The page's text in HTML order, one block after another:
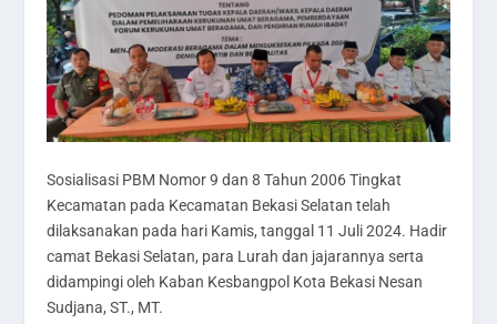
Sosialisasi PBM Nomor 9 dan 8 Tahun 2006 Tingkat
Kecamatan pada Kecamatan Bekasi Selatan telah
dilaksanakan pada hari Kamis, tanggal 11 Juli 2024. Hadir
camat Bekasi Selatan, para Lurah dan jajarannya serta
didampingi oleh Kaban Kesbangpol Kota Bekasi Nesan
Sudjana, ST., MT.